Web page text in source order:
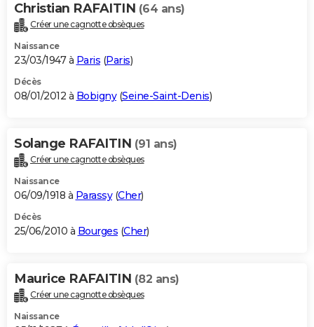
Christian RAFAITIN (64 ans)
Créer une cagnotte obsèques
Naissance
23/03/1947 à Paris (Paris)
Décès
08/01/2012 à Bobigny(Seine-Saint-Denis)
Solange RAFAITIN (91 ans)
Créer une cagnotte obsèques
Naissance
06/09/1918 à Parassy(Cher)
Décès
25/06/2010 à Bourges (Cher)
Maurice RAFAITIN (82 ans)
Créer une cagnotte obsèques
Naissance